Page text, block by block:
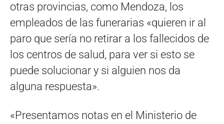
otras provincias, como Mendoza, los
empleados de las funerarias «quieren ir al
paro que sería no retirar a los fallecidos de
los centros de salud, para ver si esto se
puede solucionar y si alguien nos da
alguna respuesta».
«Presentamos notas en el Ministerio de